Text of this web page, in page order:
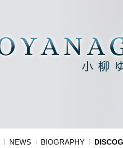
NEWS BIOGRAPHY